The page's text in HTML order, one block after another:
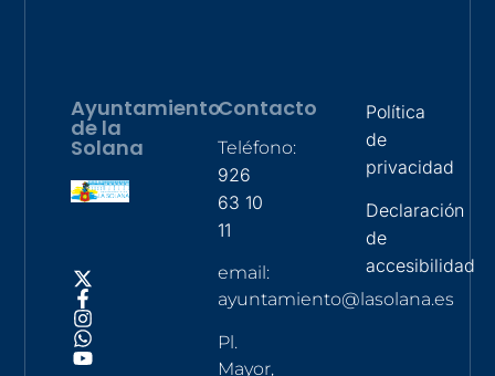
Ayuntamiento
de la
Solana
Contacto
Teléfono:
926
63 10
11
email:
ayuntamiento@lasolana.es
Pl.
Mayor,
Política
de
privacidad
Declaración
de
accesibilidad